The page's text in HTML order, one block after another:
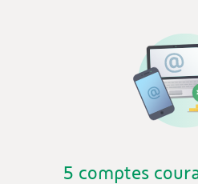
5 comptes